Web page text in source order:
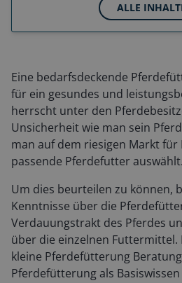
ALLE
Eine bedarfsdeckende
für ein gesundes und
herrscht unter den
Unsicherheit wie man sein
man auf dem riesigen Markt
passende Pferdefutter auswählt.
Um dies beurteilen zu können,
Kenntnisse über die
Verdauungstrakt des Pferdes
über die einzelnen Futtermittel.
kleine Pferdefütterung
Pferdefütterung als